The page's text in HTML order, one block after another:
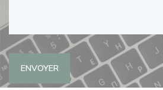
ENVOYER